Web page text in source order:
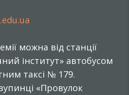
можна від станції
інститут» автобусом
таксі № 179.
«Провулок